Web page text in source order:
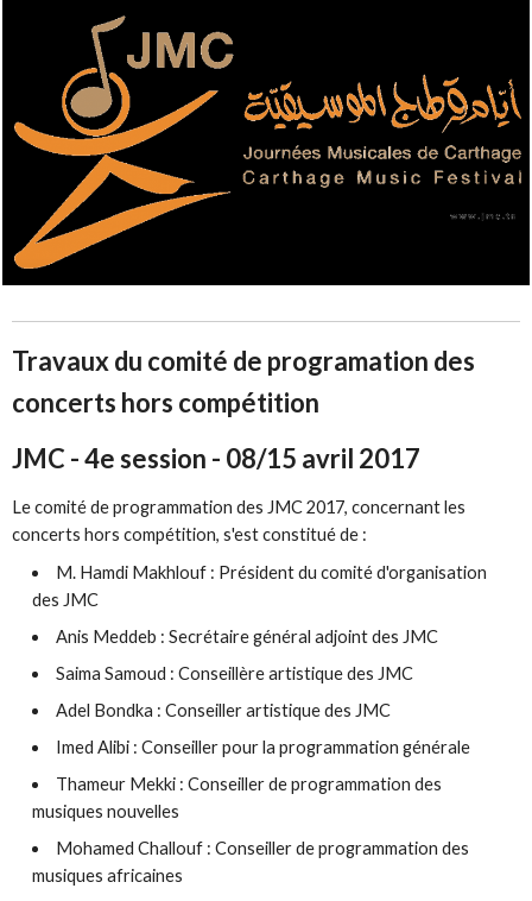
Travaux du comité de programation des
concerts hors compétition
JMC - 4e session - 08/15 avril 2017
Le comité de programmation des JMC 2017, concernant les
concerts hors compétition, s'est constitué de :
M. Hamdi Makhlouf : Président du comité d'organisation
des JMC
Anis Meddeb : Secrétaire général adjoint des JMC
Saima Samoud : Conseillère artistique des JMC
Adel Bondka : Conseiller artistique des JMC
Imed Alibi : Conseiller pour la programmation générale
Thameur Mekki : Conseiller de programmation des
musiques nouvelles
Mohamed Challouf : Conseiller de programmation des
musiques africaines